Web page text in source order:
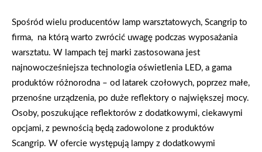
Spośród wielu producentów lamp warsztatowych, Scangrip to
firma, na którą warto zwrócić uwagę podczas wyposażania
warsztatu. W lampach tej marki zastosowana jest
najnowocześniejsza technologia oświetlenia LED, a gama
produktów różnorodna – od latarek czołowych, poprzez małe,
przenośne urządzenia, po duże reflektory o największej mocy.
Osoby, poszukujące reflektorów z dodatkowymi, ciekawymi
opcjami, z pewnością będą zadowolone z produktów
Scangrip. W ofercie występują lampy z dodatkowymi